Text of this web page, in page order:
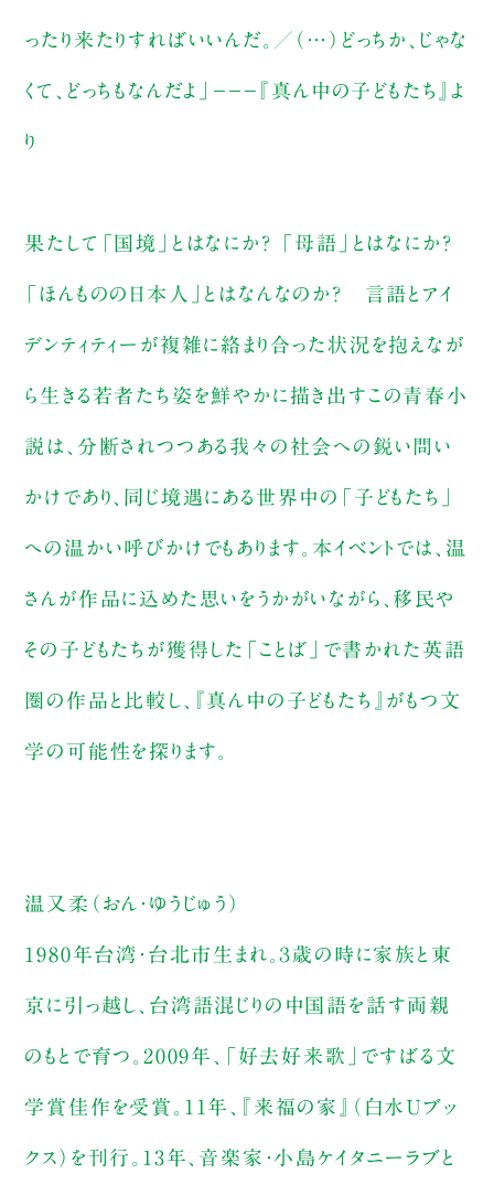
ったり来たりすればいいんだ。／（…）どっちか、じゃな
くて、どっちもなんだよ」−−−『真ん中の子どもたち』よ
り
果たして「国境」とはなにか？ 「母語」とはなにか？
「ほんものの日本人」とはなんなのか？ 言語とアイ
デンティティーが複雑に絡まり合った状況を抱えなが
ら生きる若者たち姿を鮮やかに描き出すこの青春小
説は、分断されつつある我々の社会への鋭い問い
かけであり、同じ境遇にある世界中の「子どもたち」
への温かい呼びかけでもあります。本イベントでは、温
さんが作品に込めた思いをうかがいながら、移民や
その子どもたちが獲得した「ことば」で書かれた英語
圏の作品と比較し、『真ん中の子どもたち』がもつ文
学の可能性を探ります。
温又柔（おん・ゆうじゅう）
1980年台湾・台北市生まれ。３歳の時に家族と東
京に引っ越し、台湾語混じりの中国語を話す両親
のもとで育つ。2009年、「好去好来歌」ですばる文
学賞佳作を受賞。11年、『来福の家』（白水Ｕブッ
クス）を刊行。13年、音楽家・小島ケイタニーラブと